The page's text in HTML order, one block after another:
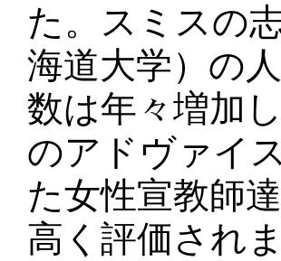
た。スミスの
海道大学）の
数は年々増加
のアドヴァイ
た女性宣教師
高く評価されま